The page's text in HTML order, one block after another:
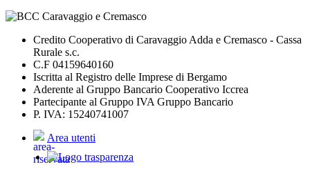
Credito Cooperativo di Caravaggio Adda e Cremasco - Cassa
Rurale s.c.
C.F 04159640160
Iscritta al Registro delle Imprese di Bergamo
Aderente al Gruppo Bancario Cooperativo Iccrea
Partecipante al Gruppo IVA Gruppo Bancario
P. IVA: 15240741007
Area utenti